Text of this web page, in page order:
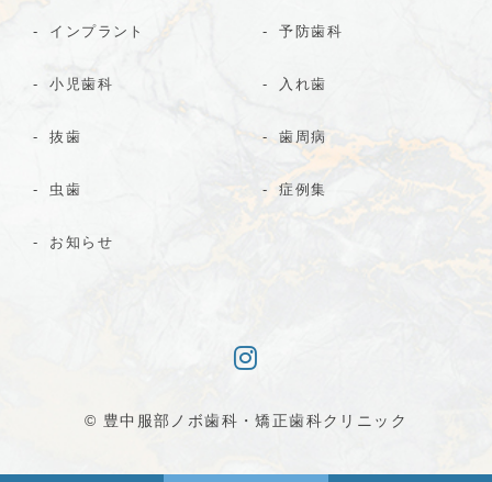
インプラント 予防歯科
小児歯科 入れ歯
抜歯 歯周病
虫歯 症例集
お知らせ
© 豊中服部ノボ歯科・矯正歯科クリニック